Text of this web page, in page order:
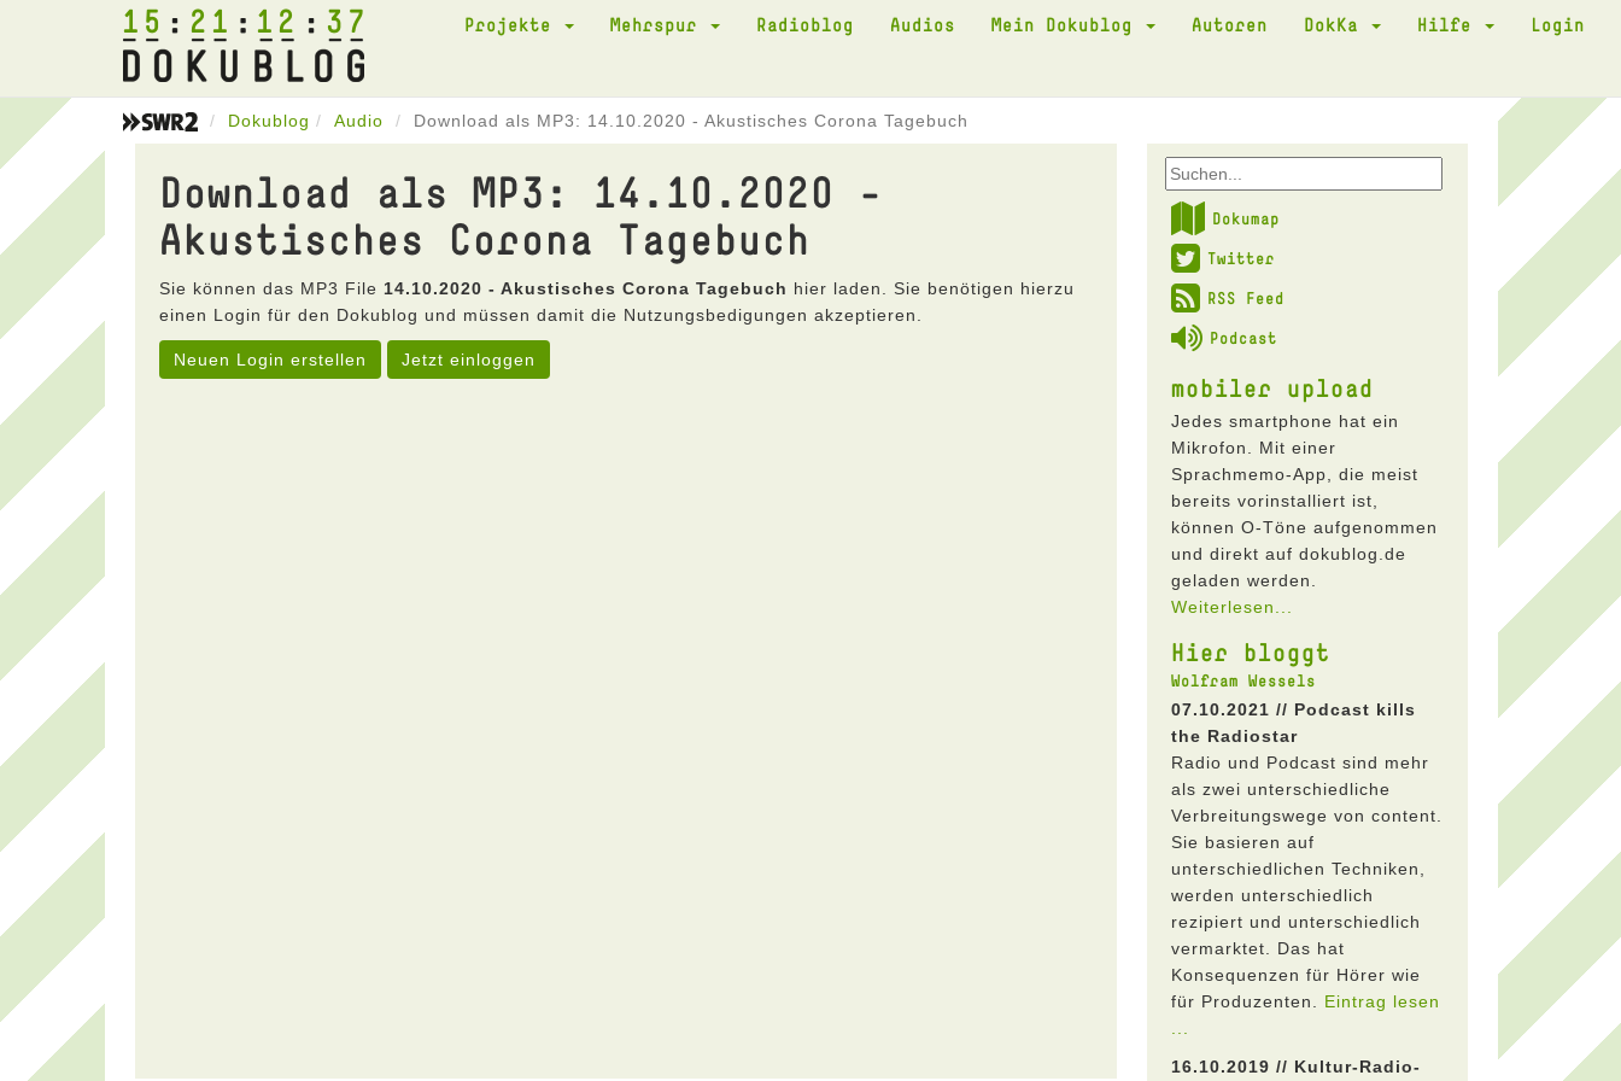
15 21 12 37 Projekte Mehrspur Radioblog Audios Mein Dokublog Autoren DokKa Hilfe Login
Dokublog Audio Download als MP3: 14.10.2020 - Akustisches Corona Tagebuch
Download als MP3: 14.10.2020 -
Akustisches Corona Tagebuch
Sie können das MP3 File 14.10.2020 - Akustisches Corona Tagebuch hier laden. Sie benötigen hierzu
einen Login für den Dokublog und müssen damit die Nutzungsbedigungen akzeptieren.
Neuen Login erstellen Jetzt einloggen
Dokumap
Twitter
RSS Feed
Podcast
mobiler upload
Jedes smartphone hat ein
Mikrofon. Mit einer
Sprachmemo-App, die meist
bereits vorinstalliert ist,
können O-Töne aufgenommen
und direkt auf dokublog.de
geladen werden.
Weiterlesen...
Hier bloggt
Wolfram Wessels
07.10.2021 // Podcast kills
the Radiostar
Radio und Podcast sind mehr
als zwei unterschiedliche
Verbreitungswege von content.
Sie basieren auf
unterschiedlichen Techniken,
werden unterschiedlich
rezipiert und unterschiedlich
vermarktet. Das hat
Konsequenzen für Hörer wie
für Produzenten. Eintrag lesen
16.10.2019 // Kultur-Radio-